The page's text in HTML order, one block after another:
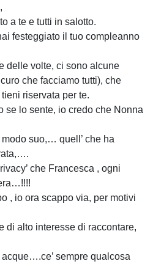
a te e tutti in salotto.
festeggiato il tuo compleanno
delle volte, ci sono alcune
che facciamo tutti), che
riservata per te.
se lo sente, io credo che Nonna
suo,… quell’ che ha
che Francesca , ogni
, io ora scappo via, per motivi
di alto interesse di raccontare,
sempre qualcosa